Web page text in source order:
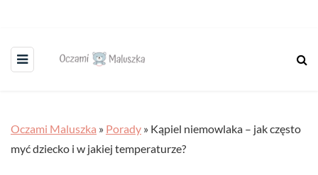
Oczami Maluszka » Porady » Kąpiel niemowlaka – jak często
myć dziecko i w jakiej temperaturze?